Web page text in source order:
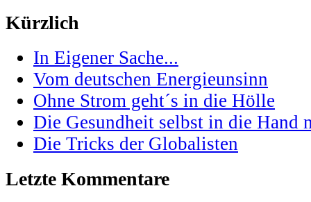
Kürzlich
In Eigener Sache...
Vom deutschen Energieunsinn
Ohne Strom geht´s in die Hölle
Die Gesundheit selbst in die Hand
Die Tricks der Globalisten
Letzte Kommentare